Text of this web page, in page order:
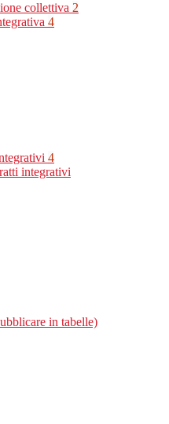
collettiva 2
4
4
integrativi
in tabelle)